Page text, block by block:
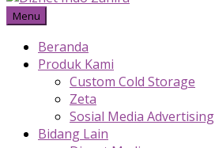
Menu
Beranda
Produk Kami
Custom Cold Storage
Zeta
Sosial Media Advertising
Bidang Lain